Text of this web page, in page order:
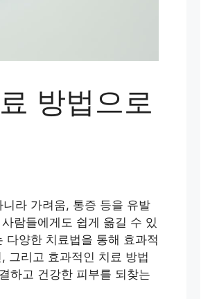
방법으로
라 가려움, 통증 등을 유발
람들에게도 쉽게 옮길 수 있
다양한 치료법을 통해 효과적
그리고 효과적인 치료 방법
하고 건강한 피부를 되찾는